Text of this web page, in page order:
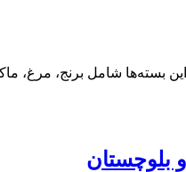
این بسته‌ها شامل برنج،
بلوچستان